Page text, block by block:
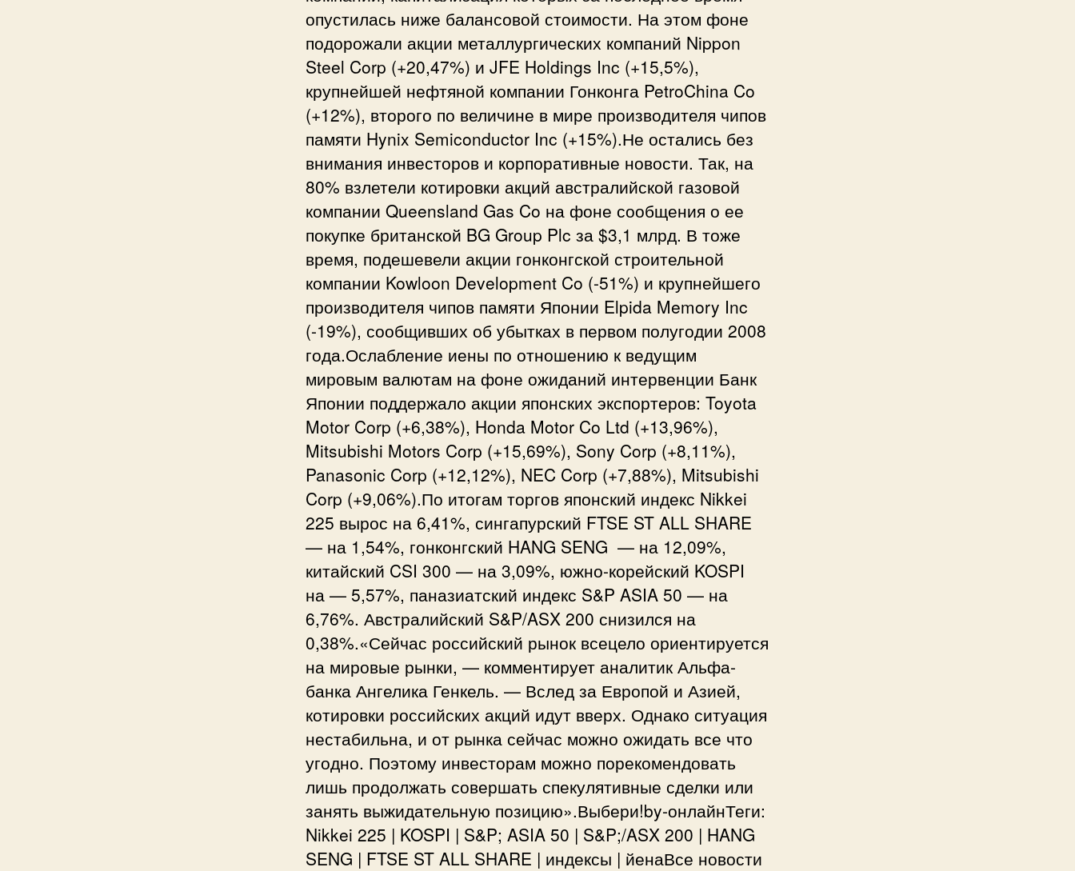
опустилась ниже балансовой стоимости. На этом фоне
подорожали акции металлургических компаний Nippon
Steel Corp (+20,47%) и JFE Holdings Inc (+15,5%),
крупнейшей нефтяной компании Гонконга PetroChina Co
(+12%), второго по величине в мире производителя чипов
памяти Hynix Semiconductor Inc (+15%).Не остались без
внимания инвесторов и корпоративные новости. Так, на
80% взлетели котировки акций австралийской газовой
компании Queensland Gas Co на фоне сообщения о ее
покупке британской BG Group Plc за $3,1 млрд. В тоже
время, подешевели акции гонконгской строительной
компании Kowloon Development Co (-51%) и крупнейшего
производителя чипов памяти Японии Elpida Memory Inc
(-19%), сообщивших об убытках в первом полугодии 2008
года.Ослабление иены по отношению к ведущим
мировым валютам на фоне ожиданий интервенции Банк
Японии поддержало акции японских экспортеров: Toyota
Motor Corp (+6,38%), Honda Motor Co Ltd (+13,96%),
Mitsubishi Motors Corp (+15,69%), Sony Corp (+8,11%),
Panasonic Corp (+12,12%), NEC Corp (+7,88%), Mitsubishi
Corp (+9,06%).По итогам торгов японский индекс Nikkei
225 вырос на 6,41%, сингапурский FTSE ST ALL SHARE
— на 1,54%, гонконгский HANG SENG — на 12,09%,
китайский CSI 300 — на 3,09%, южно-корейский KOSPI
на — 5,57%, паназиатский индекс S&P ASIA 50 — на
6,76%. Австралийский S&P/ASX 200 снизился на
0,38%.«Сейчас российский рынок всецело ориентируется
на мировые рынки, — комментирует аналитик Альфа-
банка Ангелика Генкель. — Вслед за Европой и Азией,
котировки российских акций идут вверх. Однако ситуация
нестабильна, и от рынка сейчас можно ожидать все что
угодно. Поэтому инвесторам можно порекомендовать
лишь продолжать совершать спекулятивные сделки или
занять выжидательную позицию».Выбери!by-онлайнТеги:
Nikkei 225 | KOSPI | S&P; ASIA 50 | S&P;/ASX 200 | HANG
SENG | FTSE ST ALL SHARE | индексы | йенаВсе новости